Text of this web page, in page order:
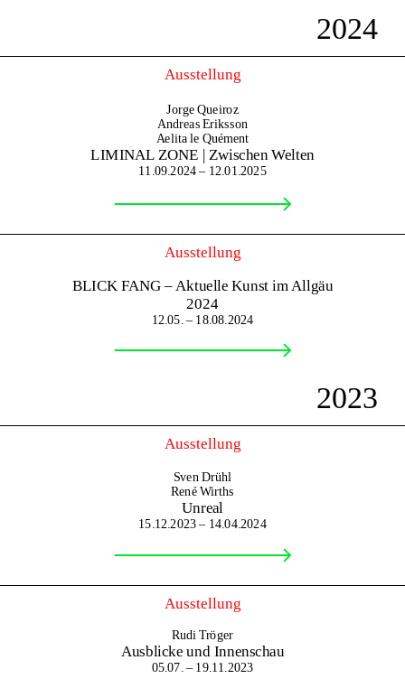
2024
Ausstellung
Jorge Queiroz
Andreas Eriksson
Aelita le Quément
LIMINAL ZONE | Zwischen Welten
11.09.2024 – 12.01.2025
Ausstellung
BLICK FANG – Aktuelle Kunst im Allgäu
2024
12.05. – 18.08.2024
2023
Ausstellung
Sven Drühl
René Wirths
Unreal
15.12.2023 – 14.04.2024
Ausstellung
Rudi Tröger
Ausblicke und Innenschau
05.07. – 19.11.2023